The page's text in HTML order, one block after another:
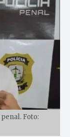
Foto: